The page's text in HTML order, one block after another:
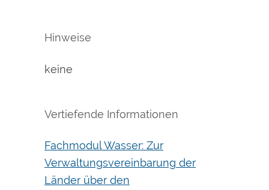
Hinweise
keine
Vertiefende Informationen
Fachmodul Wasser: Zur
Verwaltungsvereinbarung der
Länder über den